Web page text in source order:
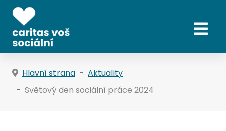
Hlavní strana
Aktuality
Světový den sociální práce 2024